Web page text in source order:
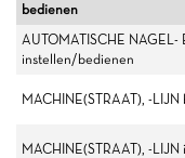
bedienen
AUTOMATISCHE NAGEL-
instellen/bedienen
MACHINE(STRAAT), -
MACHINE(STRAAT), -LIJN